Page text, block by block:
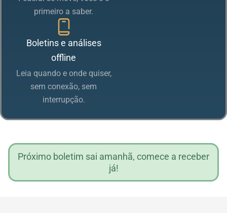
primeiro a saber.
Boletins e análises
offline
Leia quando e onde quiser,
sem conexão, sem
interrupção.
Próximo boletim sai amanhã, comece a receber
já!